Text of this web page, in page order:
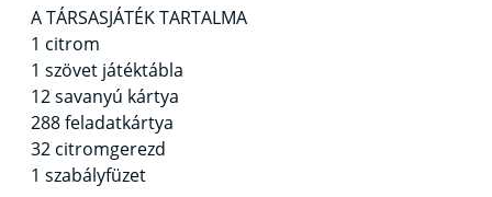
A TÁRSASJÁTÉK TARTALMA
1 citrom
1 szövet játéktábla
12 savanyú kártya
288 feladatkártya
32 citromgerezd
1 szabályfüzet